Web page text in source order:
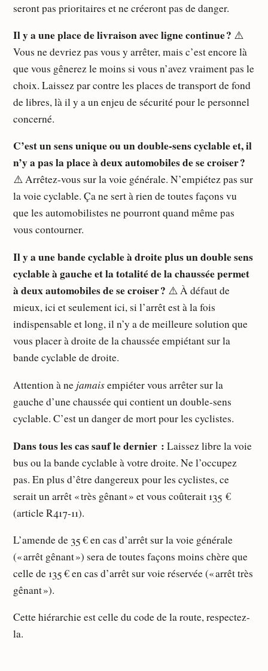
seront pas prioritaires et ne créeront pas de danger.
Il y a une place de livraison avec ligne continue ? ⚠️
Vous ne devriez pas vous y arrêter, mais c’est encore là
que vous gênerez le moins si vous n’avez vraiment pas le
choix. Laissez par contre les places de transport de fond
de libres, là il y a un enjeu de sécurité pour le personnel
concerné.
C’est un sens unique ou un double-sens cyclable et, il
n’y a pas la place à deux automobiles de se croiser ?
⚠️ Arrêtez-vous sur la voie générale. N’empiétez pas sur
la voie cyclable. Ça ne sert à rien de toutes façons vu
que les automobilistes ne pourront quand même pas
vous contourner.
Il y a une bande cyclable à droite plus un double sens
cyclable à gauche et la totalité de la chaussée permet
à deux automobiles de se croiser ? ⚠️ À défaut de
mieux, ici et seulement ici, si l’arrêt est à la fois
indispensable et long, il n’y a de meilleure solution que
vous placer à droite de la chaussée empiétant sur la
bande cyclable de droite.
Attention à ne jamaisempiéter vous arrêter sur la
gauche d’une chaussée qui contient un double-sens
cyclable. C’est un danger de mort pour les cyclistes.
Dans tous les cas sauf le dernier : Laissez libre la voie
bus ou la bande cyclable à votre droite. Ne l’occupez
pas. En plus d’être dangereux pour les cyclistes, ce
serait un arrêt « très gênant » et vous coûterait 135 €
(article R417-11).
L’amende de 35 € en cas d’arrêt sur la voie générale
(« arrêt gênant ») sera de toutes façons moins chère que
celle de 135 € en cas d’arrêt sur voie réservée (« arrêt très
gênant »).
Cette hiérarchie est celle du code de la route, respectez-
la.